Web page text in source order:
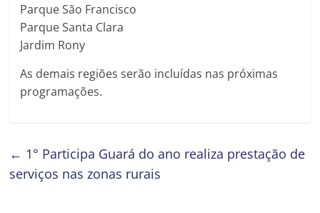
Parque São Francisco
Parque Santa Clara
Jardim Rony
As demais regiões serão incluídas nas próximas
programações.
← 1° Participa Guará do ano realiza prestação de
serviços nas zonas rurais